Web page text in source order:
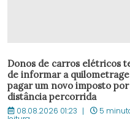
Donos de carros elétricos
de informar a
pagar um novo imposto por
distância percorrida
08.08.2026 01:23 5